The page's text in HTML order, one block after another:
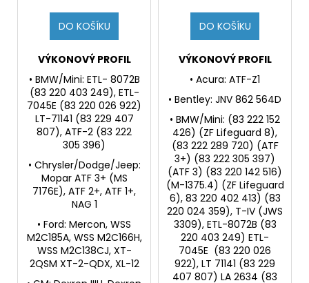
řízení
DO KOŠÍKU
VÝKONOVÝ PROFIL
• BMW/Mini: ETL- 8072B
(83 220 403 249), ETL-
7045E (83 220 026 922)
LT-71141 (83 229 407
807), ATF-2 (83 222
305 396)
• Chrysler/Dodge/Jeep:
Mopar ATF 3+ (MS
7176E), ATF 2+, ATF 1+,
NAG 1
• Ford: Mercon, WSS
M2C185A, WSS M2C166H,
WSS M2C138CJ, XT-
2QSM XT-2-QDX, XL-12
řízení
DO KOŠÍKU
VÝKONOVÝ PROFIL
• Acura: ATF-Z1
• Bentley: JNV 862 564D
• BMW/Mini: (83 222 152
426) (ZF Lifeguard 8),
(83 222 289 720) (ATF
3+) (83 222 305 397)
(ATF 3) (83 220 142 516)
(M-1375.4) (ZF Lifeguard
6), 83 220 402 413) (83
220 024 359), T-IV (JWS
3309), ETL-8072B (83
220 403 249) ETL-
7045E (83 220 026
922), LT 71141 (83 229
407 807) LA 2634 (83